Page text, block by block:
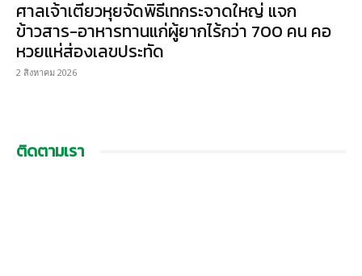
ศาลเจ้าเตียวหุยจัดพิธีเทกระจาดใหญ่ แจก
ข้าวสาร-อาหารทานแก่ผู้ยากไร้กว่า 700 คน คอ
หวยแห่ส่องเลขประทัด
2 สิงหาคม 2026
ติดตามเรา